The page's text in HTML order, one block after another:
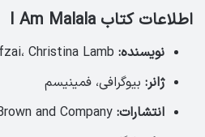
اطلاعات کتاب I Am Malala
نویسنده:
ژانر: بیوگرافی، فمینیسم
انتشارات: